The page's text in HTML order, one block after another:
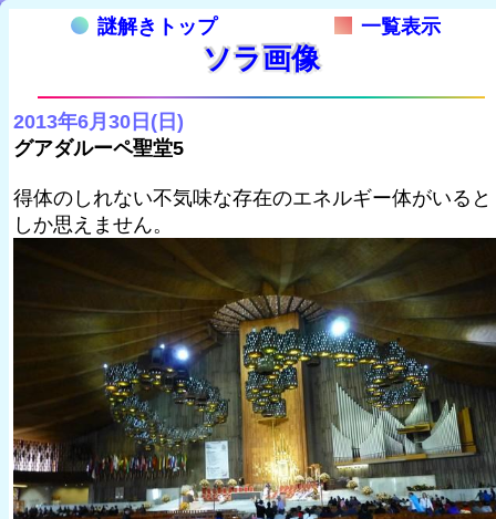
謎解きトップ 一覧表示
ソラ画像
2013年6月30日(日)
グアダルーペ聖堂5
得体のしれない不気味な存在のエネルギー体がいると
しか思えません。